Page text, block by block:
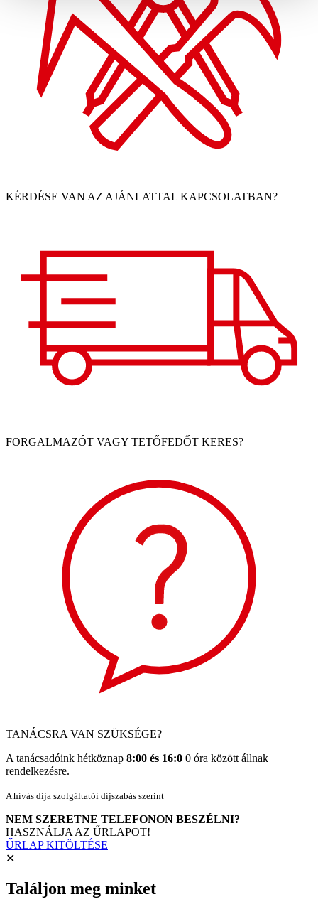
KÉRDÉSE VAN AZ AJÁNLATTAL KAPCSOLATBAN?
FORGALMAZÓT VAGY TETŐFEDŐT KERES?
TANÁCSRA VAN SZÜKSÉGE?
A tanácsadóink hétköznap 8:00 és 16:0 0 óra között állnak
rendelkezésre.
A hívás díja szolgáltatói díjszabás szerint
NEM SZERETNE TELEFONON BESZÉLNI?
HASZNÁLJA AZ ŰRLAPOT!
ŰRLAP KITÖLTÉSE
✕
Találjon meg minket